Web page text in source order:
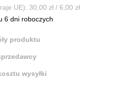
UE): 30,00 zł / 6,00 zł
6 dni roboczych
produktu
wysyłki